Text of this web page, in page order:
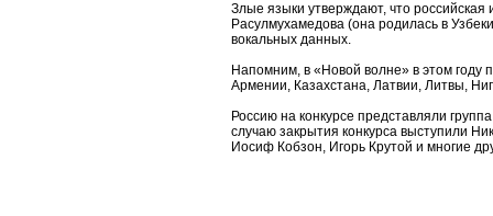
Злые языки утверждают, что
Расулмухамедова (она родилась в
вокальных данных.
Напомним, в «Новой волне» в этом году
Армении, Казахстана, Латвии, Литвы,
Россию на конкурсе представляли
случаю закрытия конкурса выступили
Иосиф Кобзон, Игорь Крутой и многие